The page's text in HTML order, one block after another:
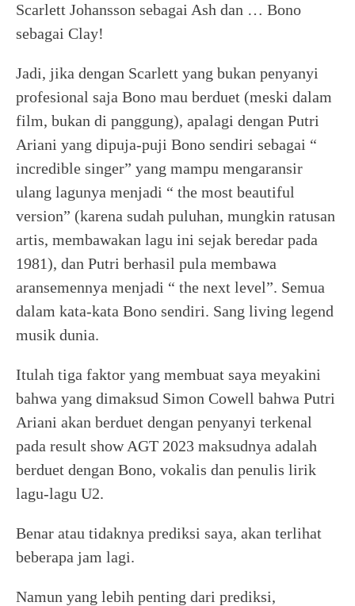
Scarlett Johansson sebagai Ash dan … Bono
sebagai Clay!
Jadi, jika dengan Scarlett yang bukan penyanyi
profesional saja Bono mau berduet (meski dalam
film, bukan di panggung), apalagi dengan Putri
Ariani yang dipuja-puji Bono sendiri sebagai “
incredible singer” yang mampu mengaransir
ulang lagunya menjadi “ the most beautiful
version” (karena sudah puluhan, mungkin ratusan
artis, membawakan lagu ini sejak beredar pada
1981), dan Putri berhasil pula membawa
aransemennya menjadi “ the next level”. Semua
dalam kata-kata Bono sendiri. Sang living legend
musik dunia.
Itulah tiga faktor yang membuat saya meyakini
bahwa yang dimaksud Simon Cowell bahwa Putri
Ariani akan berduet dengan penyanyi terkenal
pada result show AGT 2023 maksudnya adalah
berduet dengan Bono, vokalis dan penulis lirik
lagu-lagu U2.
Benar atau tidaknya prediksi saya, akan terlihat
beberapa jam lagi.
Namun yang lebih penting dari prediksi,